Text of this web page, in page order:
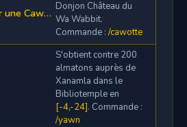
Dévorer une Cawotte Donjon Château du
Wa Wabbit.
Commande : /cawotte
S'obtient contre 200
almatons auprès de
Xanamla dans le
Bibliotemple en
[-4,-24]. Commande :
/yawn